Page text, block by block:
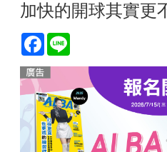
加快的開球其實更
Facebook